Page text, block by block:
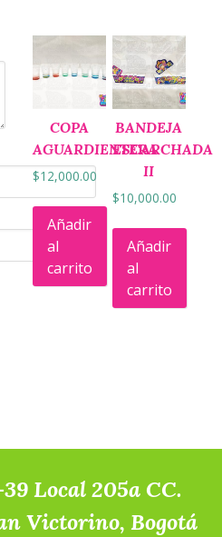
COPA
AGUARDIENTERA
$12,000.00
Añadir
al
carrito
BANDEJA
ESCARCHADA
II
$10,000.00
Añadir
al
carrito
Local 205a CC.
Victorino, Bogotá